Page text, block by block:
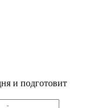
и подготовит